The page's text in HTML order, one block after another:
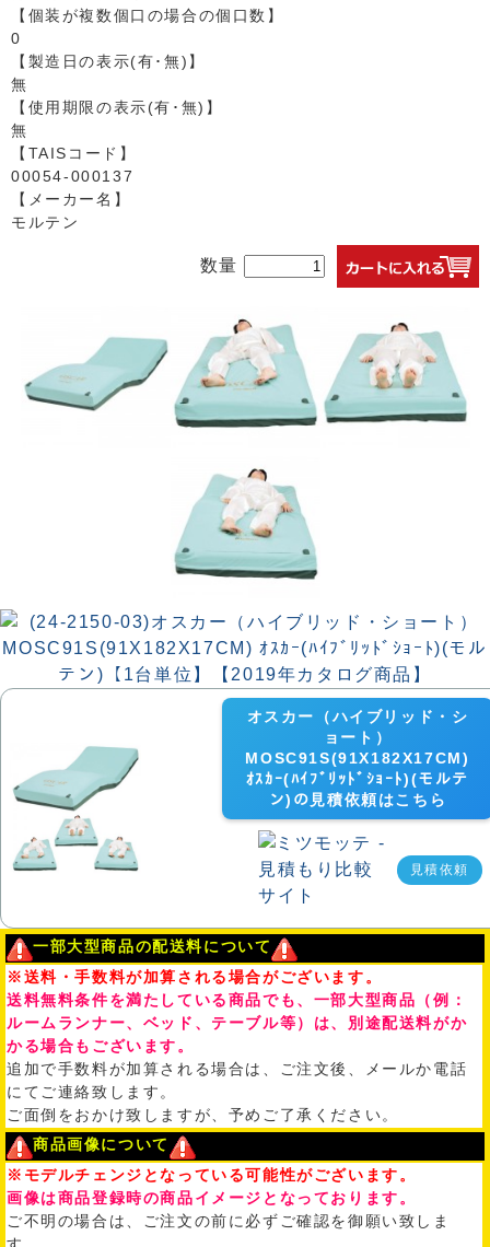
【個装が複数個口の場合の個口数】
0
【製造日の表示(有･無)】
無
【使用期限の表示(有･無)】
無
【TAISコード】
00054-000137
【メーカー名】
モルテン
数量
オスカー（ハイブリッド・シ
ョート）
MOSC91S(91X182X17CM)
ｵｽｶｰ(ﾊｲﾌﾞﾘｯﾄﾞｼｮｰﾄ)(モルテ
ン)の見積依頼はこちら
見積依頼
一部大型商品の配送料について
※送料・手数料が加算される場合がございます。
送料無料条件を満たしている商品でも、一部大型商品（例：
ルームランナー、ベッド、テーブル等）は、別途配送料がか
かる場合もございます。
追加で手数料が加算される場合は、ご注文後、メールか電話
にてご連絡致します。
ご面倒をおかけ致しますが、予めご了承ください。
商品画像について
※モデルチェンジとなっている可能性がございます。
画像は商品登録時の商品イメージとなっております。
ご不明の場合は、ご注文の前に必ずご確認を御願い致しま